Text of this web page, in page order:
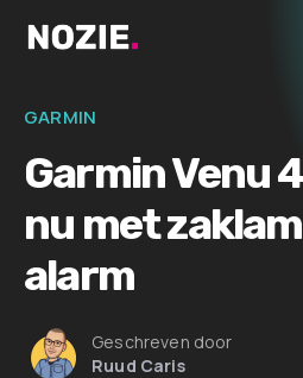
naar
inhoud
GARMIN
Garmin Venu
nu met
alarm
Geschreven door
Ruud Caris